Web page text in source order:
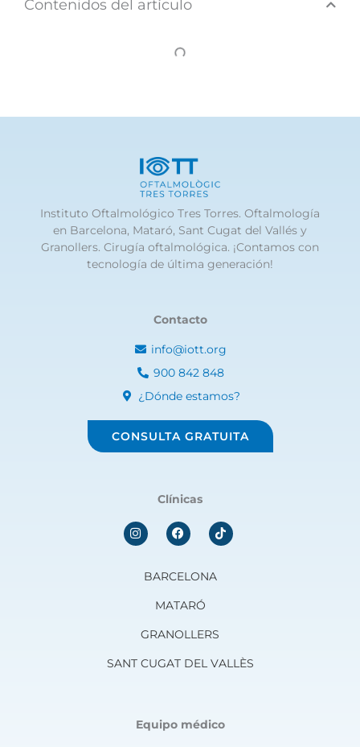
Contenidos del artículo
Instituto Oftalmológico Tres Torres. Oftalmología
en Barcelona, Mataró, Sant Cugat del Vallés y
Granollers. Cirugía oftalmológica. ¡Contamos con
tecnología de última generación!
Contacto
info@iott.org
900 842 848
¿Dónde estamos?
CONSULTA GRATUITA
Clínicas
I
n
s
F
a
c
b
o
k
BARCELONA
MATARÓ
GRANOLLERS
SANT CUGAT DEL VALLÈS
Equipo médico